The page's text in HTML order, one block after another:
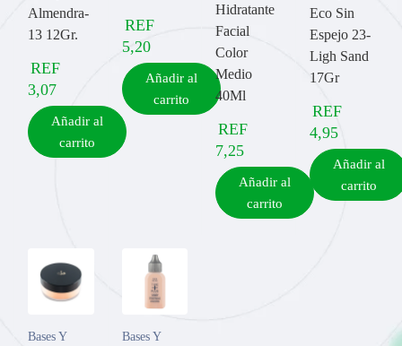
Almendra-
13 12Gr.
REF
3,07
Añadir al
carrito
REF
5,20
Añadir al
carrito
Hidratante
Facial
Color
Medio
40Ml
REF
7,25
Añadir al
carrito
Eco Sin
Espejo 23-
Ligh Sand
17Gr
REF
4,95
Añadir al
carrito
Bases Y
Bases Y